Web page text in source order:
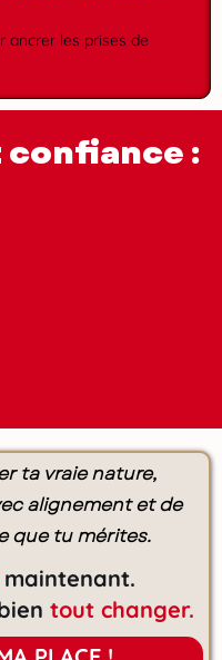
ancrer les prises de
:
ta vraie nature,
alignement et de
que tu mérites.
maintenant.
tout changer.